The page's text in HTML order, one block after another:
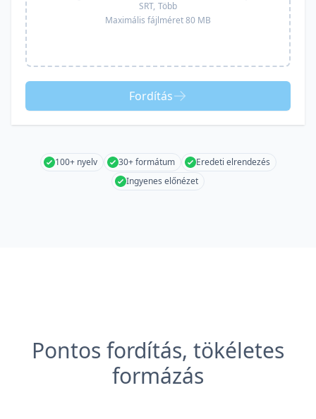
SRT, Több
Maximális fájlméret 80 MB
Fordítás
100+ nyelv 30+ formátum
Eredeti elrendezés
Ingyenes előnézet
Pontos fordítás, tökéletes
formázás